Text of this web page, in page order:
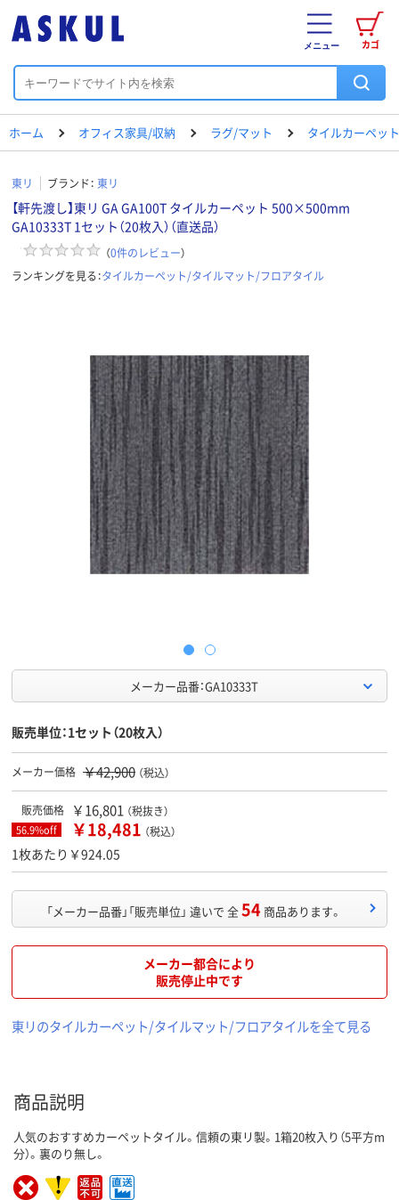
カゴ
メニュー
ホーム オフィス家具/収納 ラグ/マット タイルカーペッ
東リ ブランド： 東リ
【軒先渡し】東リ GA GA100T タイルカーペット 500×500mm
GA10333T 1セット（20枚入）（直送品）
（0件のレビュー）
ランキングを見る：タイルカーペット/タイルマット/フロアタイル
メーカー品番：GA10333T
販売単位：1セット（20枚入）
メーカー価格 ￥42,900 （税込）
販売価格 ￥16,801 （税抜き）
56.9%off ￥18,481 （税込）
1枚あたり￥924.05
「メーカー品番」「販売単位」 違いで 全54 商品あります。
メーカー都合により
販売停止中です
東リのタイルカーペット/タイルマット/フロアタイルを全て見る
商品説明
人気のおすすめカーペットタイル。信頼の東リ製。1箱20枚入り（5平方m
分）。裏のり無し。